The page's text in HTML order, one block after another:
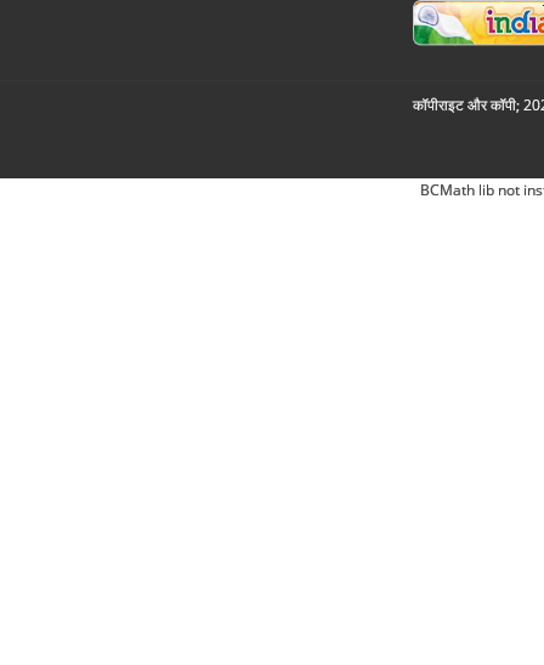
कॉपीराइट और कॉपी;
BCMath lib not